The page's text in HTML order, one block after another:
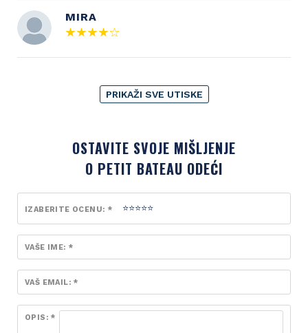
MIRA
PRIKAŽI SVE UTISKE
OSTAVITE SVOJE MIŠLJENJE
O PETIT BATEAU ODEĆI
IZABERITE OCENU: *
VAŠE IME: *
VAŠ EMAIL: *
OPIS: *